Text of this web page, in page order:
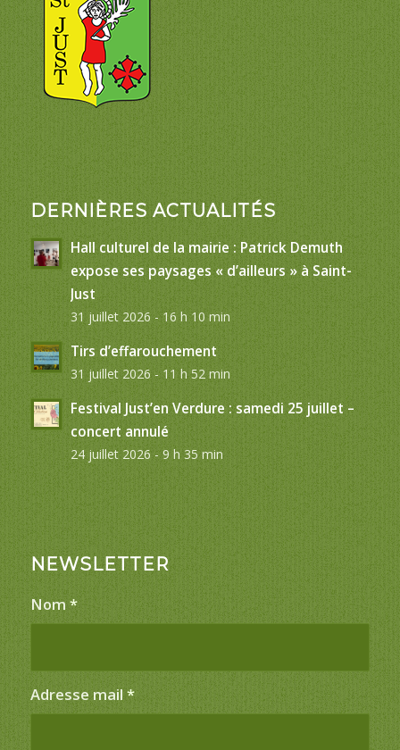
DERNIÈRES ACTUALITÉS
Hall culturel de la mairie : Patrick Demuth
expose ses paysages « d’ailleurs » à Saint-
Just
31 juillet 2026 - 16 h 10 min
Tirs d’effarouchement
31 juillet 2026 - 11 h 52 min
Festival Just’en Verdure : samedi 25 juillet –
concert annulé
24 juillet 2026 - 9 h 35 min
NEWSLETTER
Nom *
Adresse mail *